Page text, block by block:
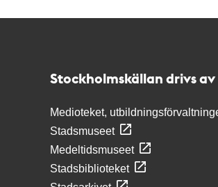
Stockholmskällan drivs av
Medioteket,
Stadsmuseet
Medeltidsmuseet
Stadsbiblioteket